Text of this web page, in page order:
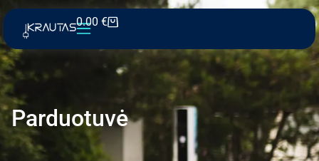
0.00 €
Parduotuvė